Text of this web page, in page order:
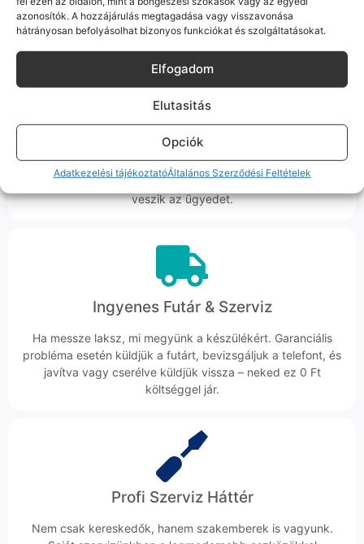
azonosítók. A hozzájárulás megtagadása vagy visszavonása
hátrányosan befolyásolhat bizonyos funkciókat és szolgáltatásokat.
Elfogadom
Elutasitás
Opciók
Adatkezelési tájékoztatóÁltalános Szerződési Feltételek
minket Szegeden.
Korrekt Ügyintézés
Hibázni emberi dolog, de a felelősségvállalás nálunk alap.
Ha ritkán előfordul egy hiba, nem kifogásokat keresünk,
hanem megoldást. Szakértő kollégáink azonnal kézbe
veszik az ügyedet.
Ingyenes Futár & Szerviz
Ha messze laksz, mi megyünk a készülékért. Garanciális
probléma esetén küldjük a futárt, bevizsgáljuk a telefont, és
javítva vagy cserélve küldjük vissza – neked ez 0 Ft
költséggel jár.
Profi Szerviz Háttér
Nem csak kereskedők, hanem szakemberek is vagyunk.